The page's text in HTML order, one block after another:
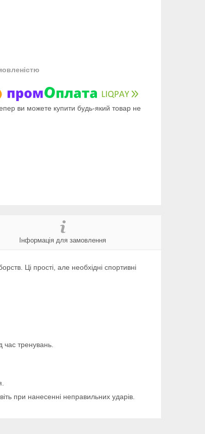
ви можете купити будь-який товар не
Інформація для замовлення
Ці прості, але необхідні спортивні
тренувань.
при нанесенні неправильних ударів.